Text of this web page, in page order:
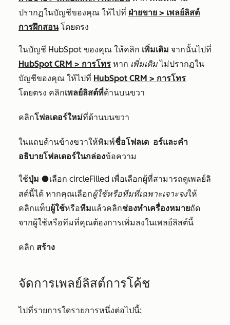
ปรากฏในบัญชีของคุณ ให้ไปที่ ฝ่ายขาย > เพลย์ลิสต์
การฝึกสอนโดยตรง
ในบัญชี HubSpot ของคุณ ให้คลิก เพิ่มเติม จากนั้นไปที่
HubSpot CRM > การโทร หาก เพิ่มเติมไม่ปรากฏใน
บัญชีของคุณ ให้ไปที่ HubSpot CRM > การโทร
โดยตรง คลิกเพลย์ลิสต์ที่ด้านบนขวา
คลิกโฟลเดอร์ใหม่ที่ด้านบนขวา
ในแถบด้านข้างขวาให้พิมพ์ชื่อโฟลเด อร์และคำ
อธิบายโฟลเดอร์ในกล่องข้อความ
ใช้ปุ่ม circleFilledเลือก circleFilled เพื่อเลือกผู้ที่สามารถดูเพลย์ลิ
สต์นี้ได้ หากคุณเลือกผู้ใช้หรือทีมที่เฉพาะเจาะจงให้
คลิกแท็บผู้ใช้หรือทีมแล้วคลิกช่องทำเครื่องหมายถัด
จากผู้ใช้หรือทีมที่คุณต้องการเพิ่มลงในเพลย์ลิสต์นี้
คลิก สร้าง
จัดการเพลย์ลิสต์การโค้ช
ไปที่รายการใดรายการหนึ่งต่อไปนี้: